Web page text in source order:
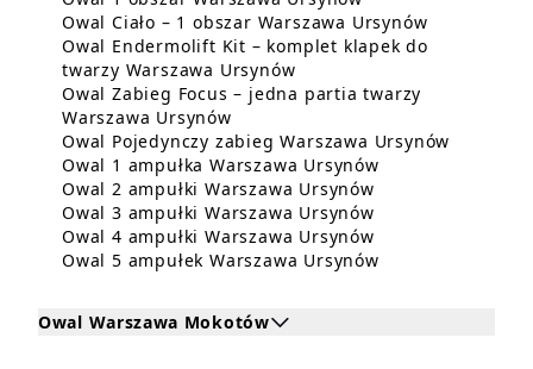
Owal Ciało – 1 obszar Warszawa UrsynówDowiedz
Owal Endermolift Kit – komplet klapek do
twarzy Warszawa UrsynówDowiedz się więcej o
Owal Zabieg Focus – jedna partia twarzy
Warszawa UrsynówDowiedz się więcej o Owal
Owal Pojedynczy zabieg Warszawa Ursynów
Owal 1 ampułka Warszawa UrsynówDowiedz się
Owal 2 ampułki Warszawa UrsynówDowiedz się
Owal 3 ampułki Warszawa UrsynówDowiedz się
Owal 4 ampułki Warszawa UrsynówDowiedz się
Owal 5 ampułek Warszawa UrsynówDowiedz się
Owal Warszawa Mokotów
Kliknij, aby rozwinąć i zobaczyć zabiegi dla Owal